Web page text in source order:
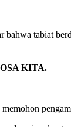
bahwa tabiat
KITA.